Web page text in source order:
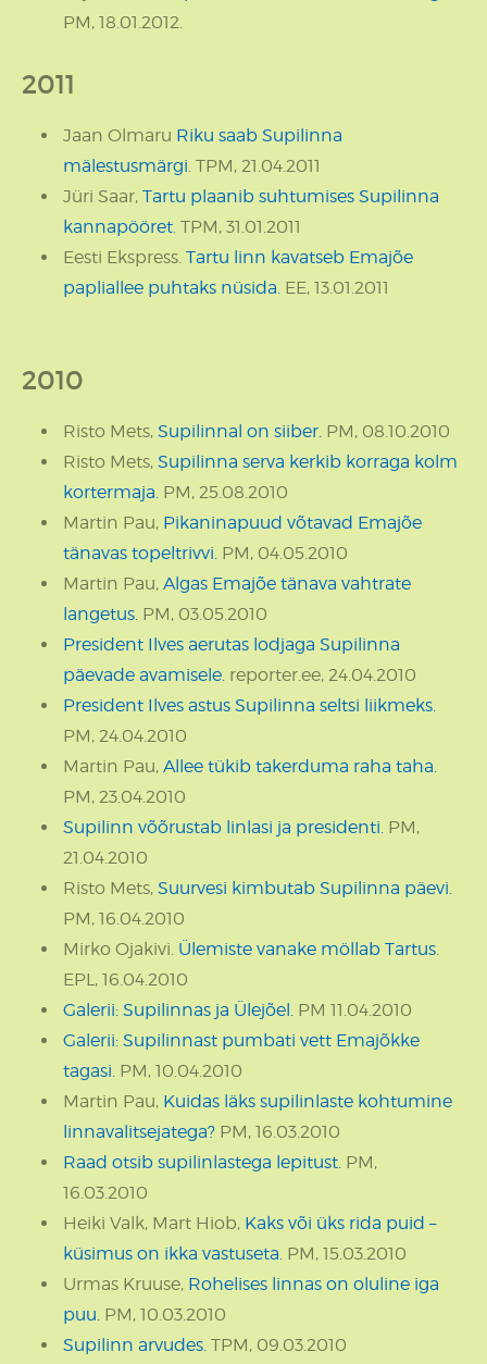
PM, 18.01.2012.
2011
Jaan Olmaru Riku saab Supilinna
mälestusmärgi. TPM, 21.04.2011
Jüri Saar, Tartu plaanib suhtumises Supilinna
kannapööret. TPM, 31.01.2011
Eesti Ekspress. Tartu linn kavatseb Emajõe
papliallee puhtaks nüsida. EE, 13.01.2011
2010
Risto Mets, Supilinnal on siiber. PM, 08.10.2010
Risto Mets, Supilinna serva kerkib korraga kolm
kortermaja. PM, 25.08.2010
Martin Pau, Pikaninapuud võtavad Emajõe
tänavas topeltrivvi. PM, 04.05.2010
Martin Pau, Algas Emajõe tänava vahtrate
langetus. PM, 03.05.2010
President Ilves aerutas lodjaga Supilinna
päevade avamisele. reporter.ee, 24.04.2010
President Ilves astus Supilinna seltsi liikmeks.
PM, 24.04.2010
Martin Pau, Allee tükib takerduma raha taha.
PM, 23.04.2010
Supilinn võõrustab linlasi ja presidenti. PM,
21.04.2010
Risto Mets, Suurvesi kimbutab Supilinna päevi.
PM, 16.04.2010
Mirko Ojakivi. Ülemiste vanake möllab Tartus.
EPL, 16.04.2010
Galerii: Supilinnas ja Ülejõel. PM 11.04.2010
Galerii: Supilinnast pumbati vett Emajõkke
tagasi. PM, 10.04.2010
Martin Pau, Kuidas läks supilinlaste kohtumine
linnavalitsejatega? PM, 16.03.2010
Raad otsib supilinlastega lepitust. PM,
16.03.2010
Heiki Valk, Mart Hiob, Kaks või üks rida puid –
küsimus on ikka vastuseta. PM, 15.03.2010
Urmas Kruuse, Rohelises linnas on oluline iga
puu. PM, 10.03.2010
Supilinn arvudes. TPM, 09.03.2010